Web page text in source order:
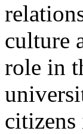
culture
role in